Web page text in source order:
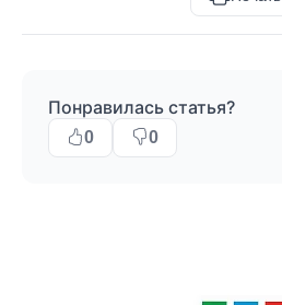
Понравилась статья?
0 0